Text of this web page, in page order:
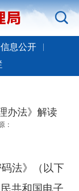
信息公开
办法》解读
：
法》（以下